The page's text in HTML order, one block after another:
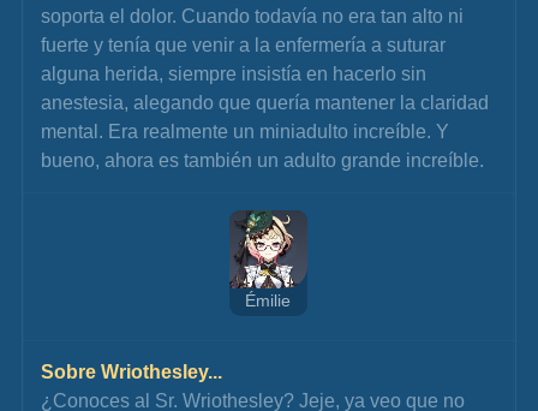
soporta el dolor. Cuando todavía no era tan alto ni
fuerte y tenía que venir a la enfermería a suturar
alguna herida, siempre insistía en hacerlo sin
anestesia, alegando que quería mantener la claridad
mental. Era realmente un miniadulto increíble. Y
bueno, ahora es también un adulto grande increíble.
Émilie
Sobre Wriothesley...
¿Conoces al Sr. Wriothesley? Jeje, ya veo que no